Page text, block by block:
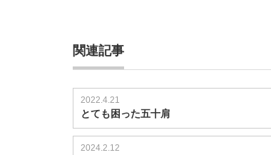
関連記事
2022.4.21
とても困った五十肩
2024.2.12